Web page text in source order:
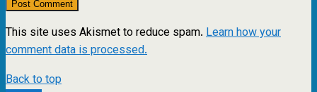
This site uses Akismet to reduce spam. Learn how your
comment data is processed.
Back to top